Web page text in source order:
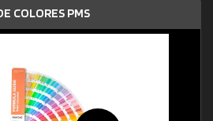
COLORES PMS